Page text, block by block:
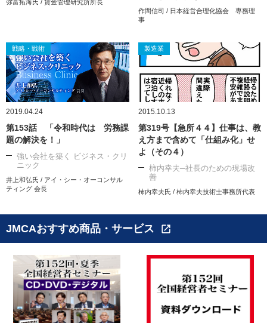
弥富拓海氏 / 賃金管理研究所所長
作間信司 / 日本経営合理化協会 専務理
事
戦略・戦術
2019.04.24
第153話 「令和時代は 労務課
題の解決を！」
強い会社を築く ビジネス・クリ
ニック
井上和弘氏 / アイ・シー・オーコンサル
ティング 会長
製造業
2015.10.13
第319号【急所４４】仕事は、教
え方まで含めて「仕組み化」せ
よ（その４）
柿内幸夫─社長のための現場改
善
柿内幸夫氏 / 柿内幸夫技術士事務所代表
JMCAおすすめ商品・サービス open_in_new